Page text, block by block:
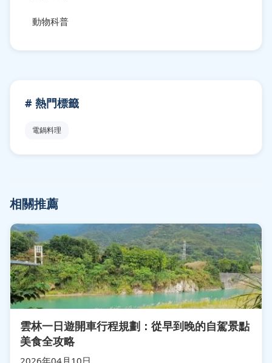
動物科普
# 熱門標籤
電鍋料理
相關推薦
雲林一日遊開車行程規劃：從早到晚的自駕景點
美食全攻略
2026年04月10日